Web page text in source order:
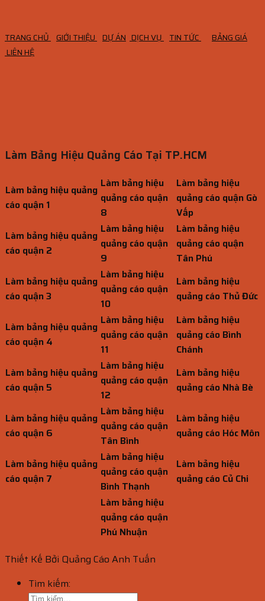
TRANG CHỦ GIỚI THIỆU DỰ ÁN DỊCH VỤ TIN TỨC
BẢNG GIÁ
LIÊN HỆ
Làm Bảng Hiệu Quảng Cáo Tại TP.HCM
Làm bảng hiệu quảng
cáo quận 1
Làm bảng hiệu
quảng cáo quận
8
Làm bảng hiệu
quảng cáo quận Gò
Vấp
Làm bảng hiệu quảng
cáo quận 2
Làm bảng hiệu
quảng cáo quận
9
Làm bảng hiệu
quảng cáo quận
Tân Phú
Làm bảng hiệu quảng
cáo quận 3
Làm bảng hiệu
quảng cáo quận
10
Làm bảng hiệu
quảng cáo Thủ Đức
Làm bảng hiệu quảng
cáo quận 4
Làm bảng hiệu
quảng cáo quận
11
Làm bảng hiệu
quảng cáo Bình
Chánh
Làm bảng hiệu quảng
cáo quận 5
Làm bảng hiệu
quảng cáo quận
12
Làm bảng hiệu
quảng cáo Nhà Bè
Làm bảng hiệu quảng
cáo quận 6
Làm bảng hiệu
quảng cáo quận
Tân Bình
Làm bảng hiệu
quảng cáo Hóc Môn
Làm bảng hiệu quảng
cáo quận 7
Làm bảng hiệu
quảng cáo quận
Bình Thạnh
Làm bảng hiệu
quảng cáo Củ Chi
Làm bảng hiệu
quảng cáo quận
Phú Nhuận
Thiết Kế Bởi Quảng Cáo Anh Tuấn
Tìm kiếm: